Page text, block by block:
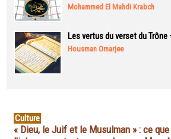
Mohammed El Mahdi Krabch
Les vertus du verset du
Housman Omarjee
Culture
« Dieu, le Juif et le Musulman » : ce